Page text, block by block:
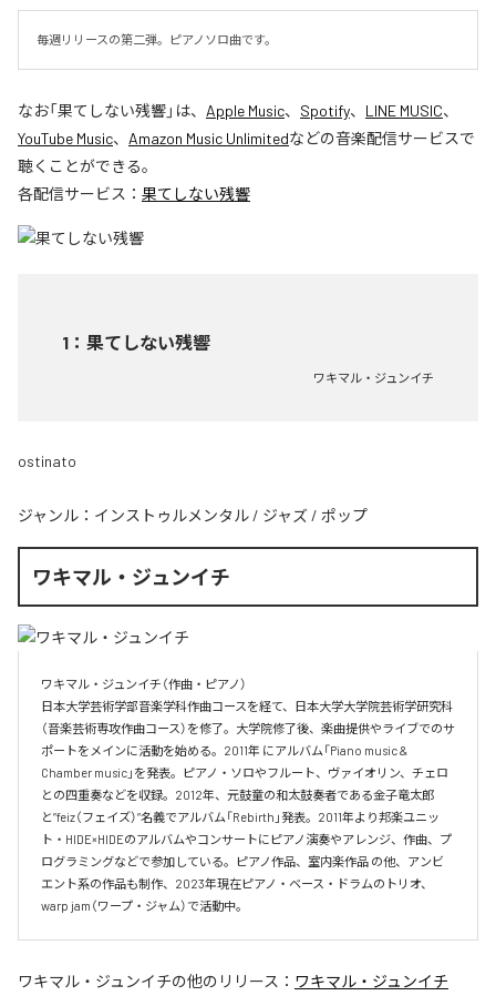
毎週リリースの第二弾。ピアノソロ曲です。
なお「果てしない残響」は、 Apple Music、 Spotify、 LINE MUSIC、
YouTube Music、 Amazon Music Unlimitedなどの音楽配信サービスで
聴くことができる。
各配信サービス： 果てしない残響
1 ： 果てしない残響
ワキマル・ジュンイチ
ostinato
ジャンル： インストゥルメンタル / ジャズ / ポップ
ワキマル・ジュンイチ
ワキマル・ジュンイチ（作曲・ピアノ）
日本大学芸術学部音楽学科作曲コースを経て、日本大学大学院芸術学研究科
（音楽芸術専攻作曲コース）を修了。大学院修了後、楽曲提供やライブでのサ
ポートをメインに活動を始める。2011年 にアルバム「Piano music &
Chamber music」を発表。ピアノ・ソロやフルート、ヴァイオリン、チェロ
との四重奏などを収録。2012年、元鼓童の和太鼓奏者である金子竜太郎
と”feiz（フェイズ）”名義でアルバム「Rebirth」発表。2011年より邦楽ユニッ
ト・HIDE×HIDEのアルバムやコンサートにピアノ演奏やアレンジ、作曲、プ
ログラミングなどで参加している。ピアノ作品、室内楽作品 の他、アンビ
エント系の作品も制作、2023年現在ピアノ・ベース・ドラムのトリオ、
warp jam（ワープ・ジャム）で活動中。
ワキマル・ジュンイチの他のリリース： ワキマル・ジュンイチ